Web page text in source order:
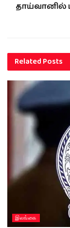
RelatedPosts
இலங்கை